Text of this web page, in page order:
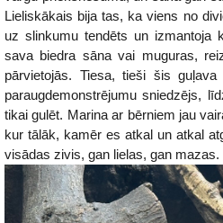
Lieliskākais bija tas, ka viens no
uz slinkumu tendēts un izmantoja
sava biedra sāna vai muguras,
pārvietojās. Tiesa, tieši šis
paraugdemonstrējumu sniedzējs,
tikai gulēt. Marina ar bērniem jau
kur tālāk, kamēr es atkal un atkal
visādas zivis, gan lielas, gan mazas.